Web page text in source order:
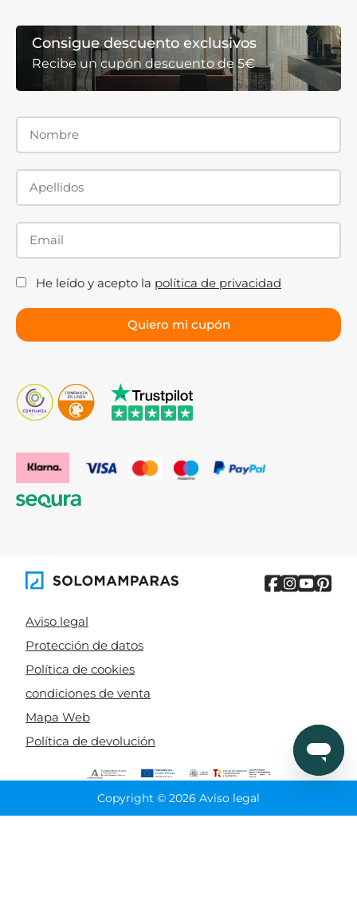
Consigue descuento exclusivos
Recibe un cupón descuento de 5€
He leído y acepto la política de privacidad
Aviso legal
Protección de datos
Política de cookies
condiciones de venta
Mapa Web
Política de devolución
Copyright © 2026 Aviso legal